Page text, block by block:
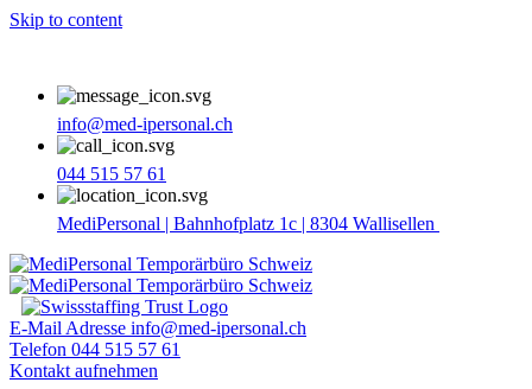
Skip to content
info@med-ipersonal.ch
044 515 57 61
MediPersonal | Bahnhofplatz 1c | 8304 Wallisellen
E-Mail Adresse info@med-ipersonal.ch
Telefon 044 515 57 61
Kontakt aufnehmen